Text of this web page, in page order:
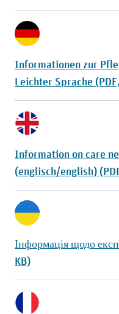
Informationen zur
Leichter Sprache
Information on care
(englisch/english)
Інформація щодо
KB)